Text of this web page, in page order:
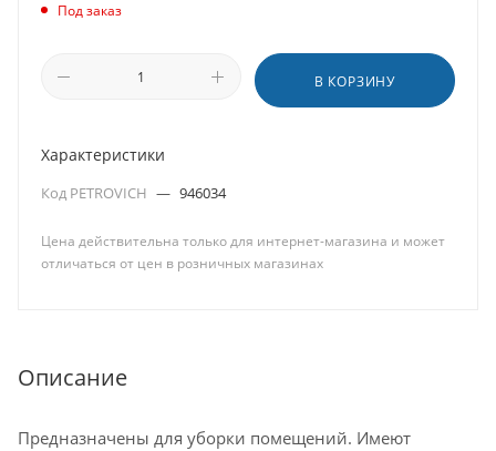
Под заказ
В КОРЗИНУ
Характеристики
Код PETROVICH — 946034
Цена действительна только для интернет-магазина и может
отличаться от цен в розничных магазинах
Описание
Предназначены для уборки помещений. Имеют